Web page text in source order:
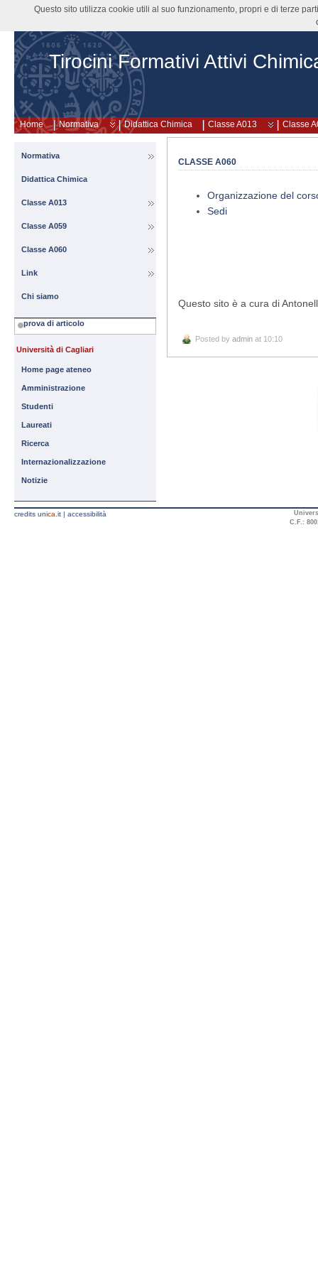
Tirocini Formativi Attivi
Home Normativa Didattica Chimica Classe A013 Classe
CLASSE A060
Organizzazione del
Sedi
Questo sito è a cura di
Posted by admin at 10:10
Normativa
Didattica Chimica
Classe A013
Classe A059
Classe A060
Link
Chi siamo
prova di articolo
Università di Cagliari
Home page ateneo
Amministrazione
Studenti
Laureati
Ricerca
Internazionalizzazione
Notizie
credits unica .it | accessibilità
C.F.:
Questo sito utilizza cookie utili al suo funzionamento, propri e di terze